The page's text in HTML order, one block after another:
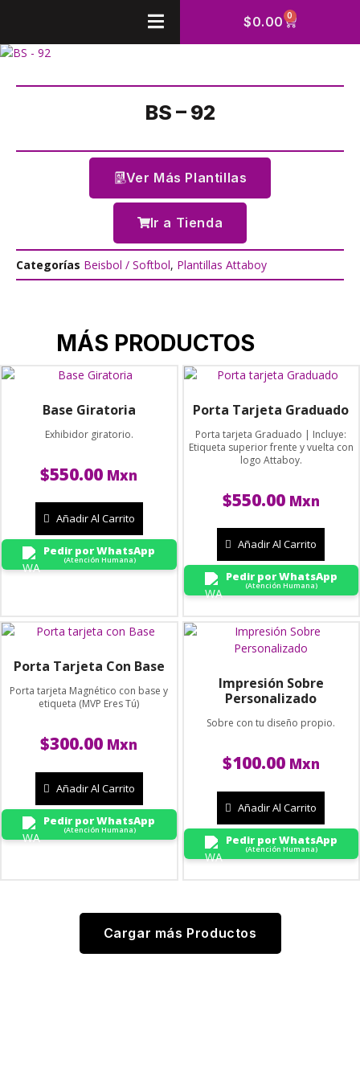
$0.00 0
BS – 92
Ver Más Plantillas
Ir a Tienda
Categorías Beisbol / Softbol, Plantillas Attaboy
MÁS PRODUCTOS
Base Giratoria
Exhibidor giratorio.
$550.00 Mxn
Añadir Al Carrito
Pedir por WhatsApp
(Atención Humana)
Porta Tarjeta Graduado
Porta tarjeta Graduado | Incluye:
Etiqueta superior frente y vuelta con
logo Attaboy.
$550.00 Mxn
Añadir Al Carrito
Pedir por WhatsApp
(Atención Humana)
Porta Tarjeta Con Base
Porta tarjeta Magnético con base y
etiqueta (MVP Eres Tú)
$300.00 Mxn
Añadir Al Carrito
Pedir por WhatsApp
(Atención Humana)
Impresión Sobre
Personalizado
Sobre con tu diseño propio.
$100.00 Mxn
Añadir Al Carrito
Pedir por WhatsApp
(Atención Humana)
Cargar más Productos